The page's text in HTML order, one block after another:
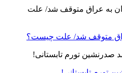
متوقف شد/ علت چیست؟